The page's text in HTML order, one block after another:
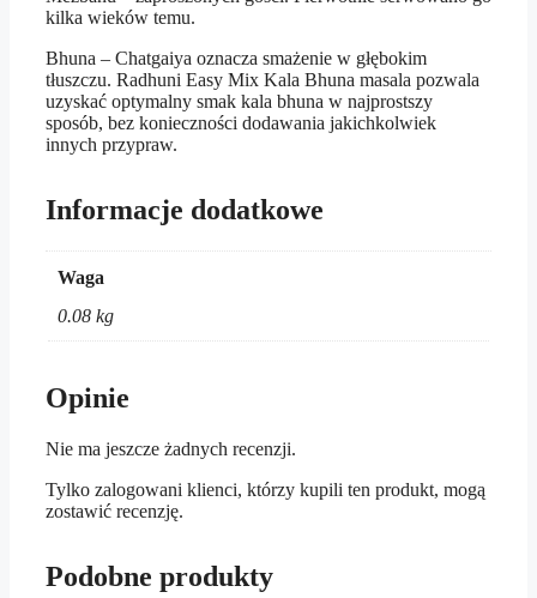
kilka wieków temu.
Bhuna – Chatgaiya oznacza smażenie w głębokim
tłuszczu. Radhuni Easy Mix Kala Bhuna masala pozwala
uzyskać optymalny smak kala bhuna w najprostszy
sposób, bez konieczności dodawania jakichkolwiek
innych przypraw.
Informacje dodatkowe
Waga
0.08 kg
Opinie
Nie ma jeszcze żadnych recenzji.
Tylko zalogowani klienci, którzy kupili ten produkt, mogą
zostawić recenzję.
Podobne produkty